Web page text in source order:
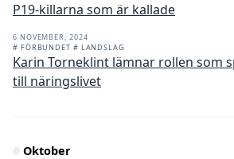
P19-killarna som är kallade
6 NOVEMBER, 2024
# FÖRBUNDET # LANDSLAG
Karin Torneklint lämnar rollen som
till näringslivet
# Oktober